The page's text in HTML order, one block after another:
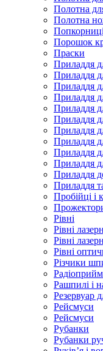
Полотна
Полотна
Попкорниці
Порошок
Праски
Приладдя
Приладдя
Приладдя
Приладдя
Приладдя
Приладдя
Приладдя
Приладдя
Приладдя
Приладдя
Приладдя
Приладдя
Пробійці і
Рівні
Рівні
Рівні
Рівні
Різчики
Рашпилі і
Резервуар
Рейсмуси
Рейсмуси
Рубанки
Рубанки